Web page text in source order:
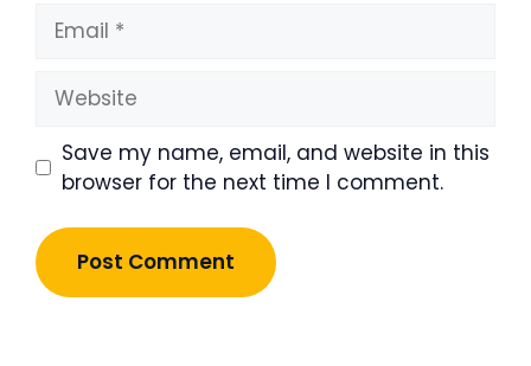
Email
Website
Save my name, email, and website in this
browser for the next time I comment.